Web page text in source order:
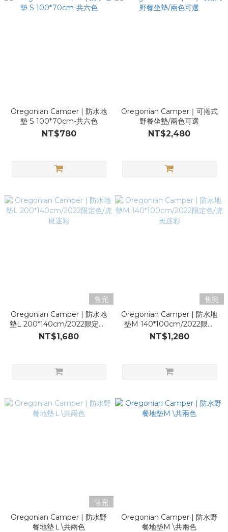
Oregonian Camper | 防水地
墊 S 100*70cm-共六色
NT$780
Oregonian Camper｜可捲式
野餐坐墊/兩色可選
NT$2,480
售完
Oregonian Camper | 防水地
墊L 200*140cm/2022限定色/
虎斑迷彩
NT$1,680
售完
Oregonian Camper | 防水地
墊M 140*100cm/2022限定
色/虎斑迷彩
NT$1,280
售完
Oregonian Camper | 防水野
餐地墊Ｌ\共兩色
Oregonian Camper | 防水野
餐地墊M \共兩色